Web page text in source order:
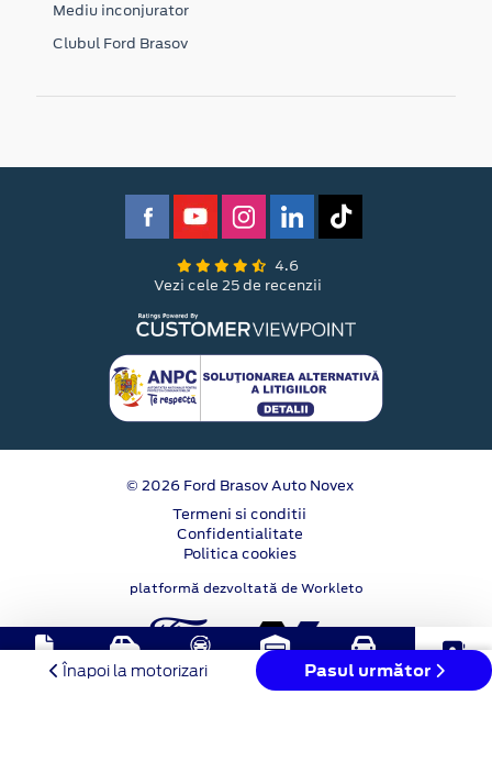
Înapoi la motorizari Pasul următor
Mediu inconjurator
Clubul Ford Brasov
4.6
Vezi cele 25 de recenzii
© 2026 Ford Brasov Auto Novex
Termeni si conditii
Confidentialitate
Politica cookies
platformă dezvoltată de Workleto
Solicitare
oferta
Test
Drive
Buy-
Back
Stoc
online
Programare
service Contact